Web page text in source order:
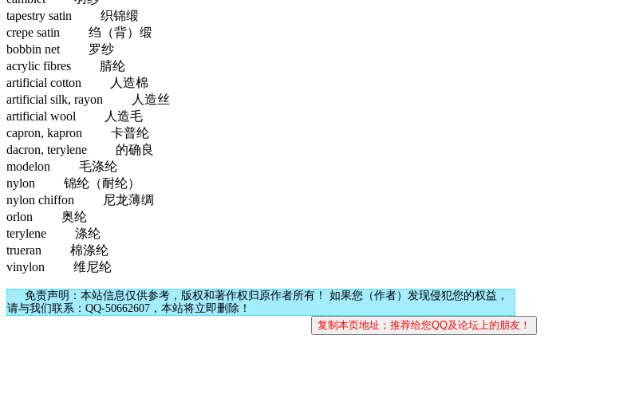
tapestry satin 织锦缎
crepe satin 绉（背）缎
bobbin net 罗纱
acrylic fibres 腈纶
artificial cotton 人造棉
artificial silk, rayon 人造丝
artificial wool 人造毛
capron, kapron 卡普纶
dacron, terylene 的确良
modelon 毛涤纶
nylon 锦纶（耐纶）
nylon chiffon 尼龙薄绸
orlon 奥纶
terylene 涤纶
trueran 棉涤纶
vinylon 维尼纶
免责声明：本站信息仅供参考，版权和著作权归原作者所有！ 如果您（作者）发现侵犯您的权益，
请与我们联系：QQ-50662607，本站将立即删除！